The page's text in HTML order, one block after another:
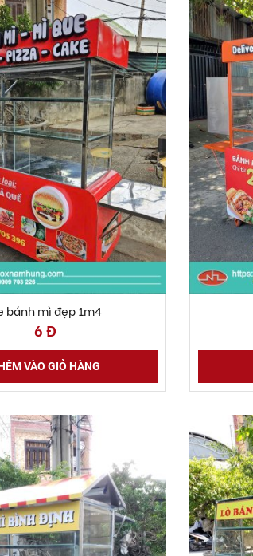
bánh mì đẹp 1m4
6 Đ
VÀO GIỎ HÀNG